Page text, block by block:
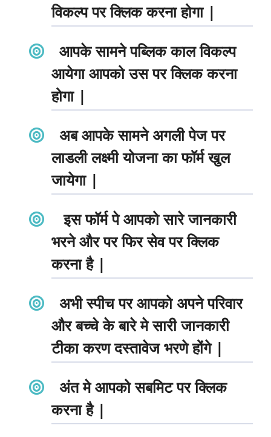
विकल्प पर क्लिक करना होगा |
आपके सामने पब्लिक काल विकल्प
आयेगा आपको उस पर क्लिक करना
होगा |
अब आपके सामने अगली पेज पर
लाडली लक्ष्मी योजना का फॉर्म खुल
जायेगा |
इस फॉर्म पे आपको सारे जानकारी
भरने और पर फिर सेव पर क्लिक
करना है |
अभी स्पीच पर आपको अपने परिवार
और बच्चे के बारे मे सारी जानकारी
टीका करण दस्तावेज भरणे होंगे |
अंत मे आपको सबमिट पर क्लिक
करना है |